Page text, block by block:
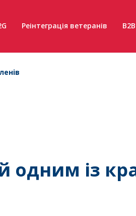
Реінтеграція ветеранів B2B
одним із